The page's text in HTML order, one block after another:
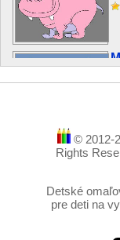
© 2012-
Rights
Detské
pre deti na